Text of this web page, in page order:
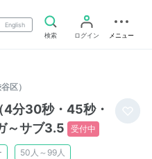
English
検索
ログイン メニュー
区）
4分30秒・45秒・
～サブ3.5
受付中
50人～99人